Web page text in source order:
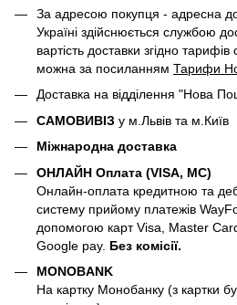
За адресою покупця - адресна
Україні здійснюється службою
вартість доставки згідно
можна за посиланням Тарифи
Доставка на відділення "Нова
САМОВИВІЗ у м.Львів та м.Київ
Міжнародна доставка
ОНЛАЙН Оплата (VISA, MC)
Онлайн-оплата кредитною та
систему прийому платежів
допомогою карт Visa, Master
Google pay. Без комісії.
MONOBANK
На картку Монобанку (з картки